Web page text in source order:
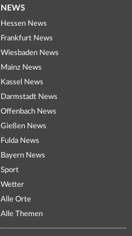
NEWS
Hessen News
Frankfurt News
Wiesbaden News
Mainz News
Kassel News
Darmstadt News
Offenbach News
Gießen News
Fulda News
Bayern News
Sport
Wetter
Alle Orte
Alle Themen